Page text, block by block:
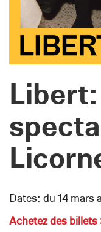
Dates: du 14 mars
Achetez des billets